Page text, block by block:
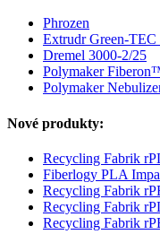
Phrozen
Extrudr Green-TEC
Dremel 3000-2/25
Polymaker
Polymaker
Nové produkty:
Recycling Fabrik
Fiberlogy PLA
Recycling Fabrik
Recycling Fabrik
Recycling Fabrik